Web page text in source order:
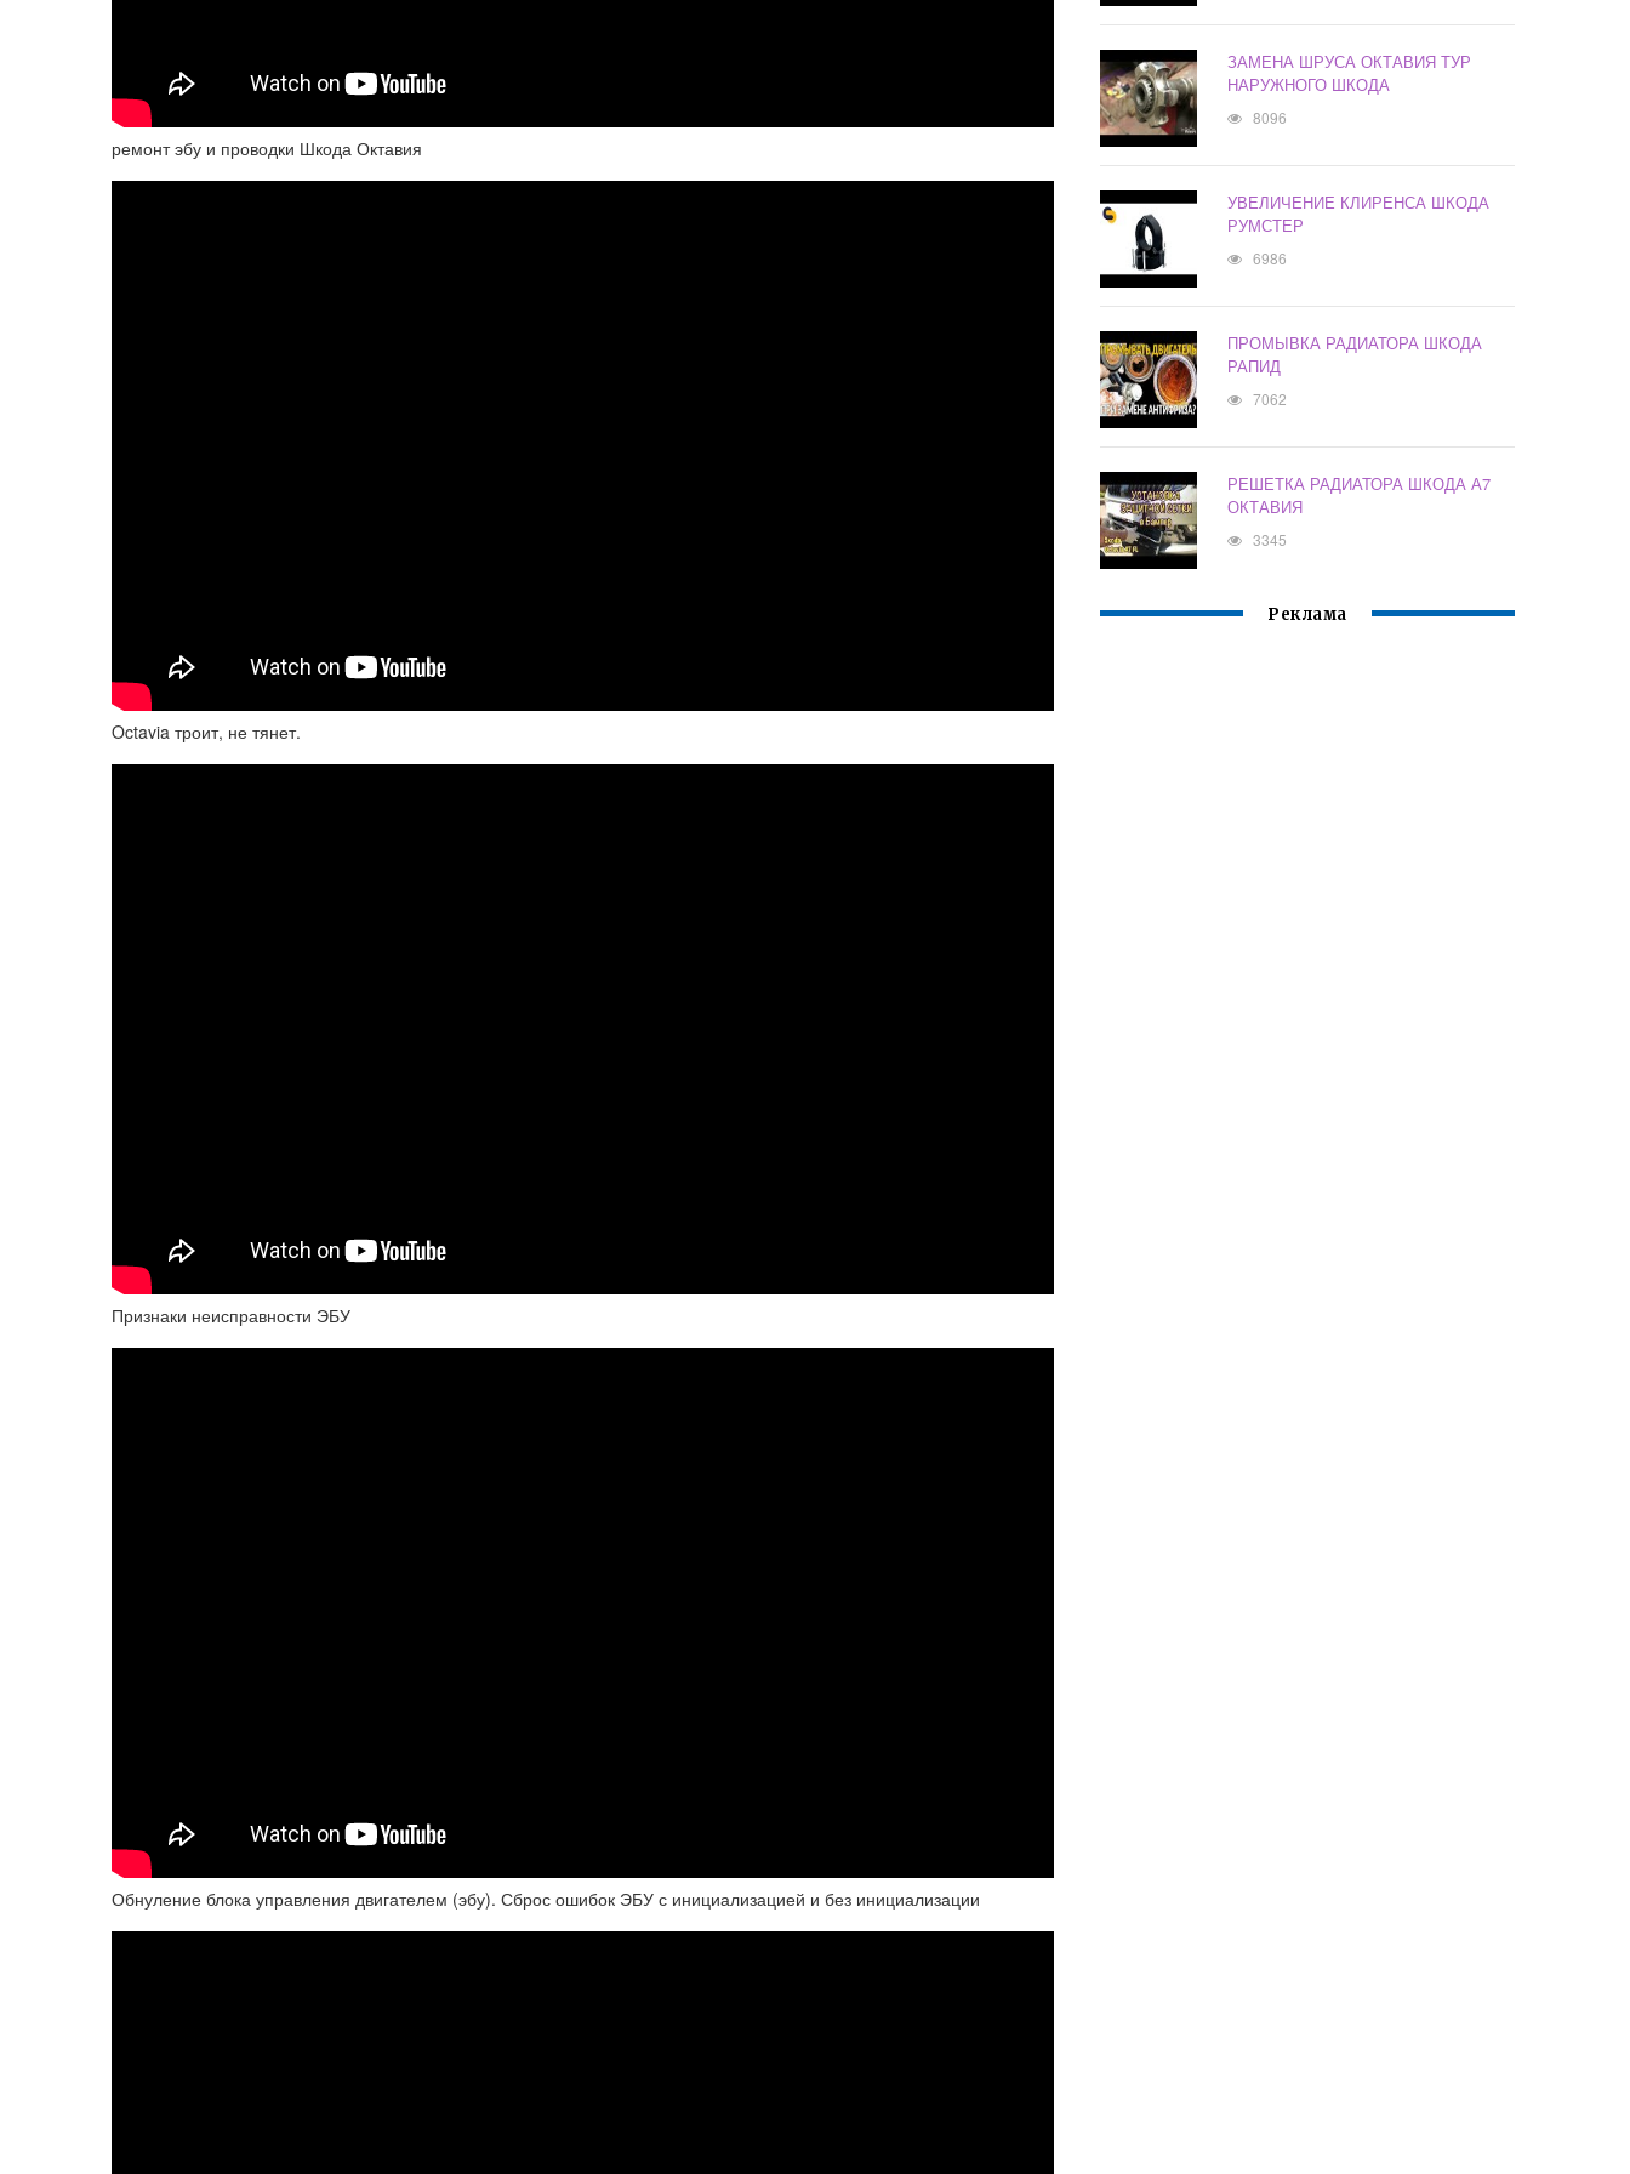
ремонт эбу и проводки Шкода Октавия
Octavia троит, не тянет.
Признаки неисправности ЭБУ
Обнуление блока управления двигателем (эбу). Сброс ошибок ЭБУ с инициализацией и без инициализации
ЗАМЕНА ШРУСА ОКТАВИЯ ТУР
НАРУЖНОГО ШКОДА
8096
УВЕЛИЧЕНИЕ КЛИРЕНСА ШКОДА
РУМСТЕР
6986
ПРОМЫВКА РАДИАТОРА ШКОДА
РАПИД
7062
РЕШЕТКА РАДИАТОРА ШКОДА А7
ОКТАВИЯ
3345
Реклама